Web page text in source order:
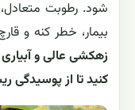
شود. رطوبت
بیمار، خطر کنه و
زهکشی عالی و
کنید تا از پوسیدگی